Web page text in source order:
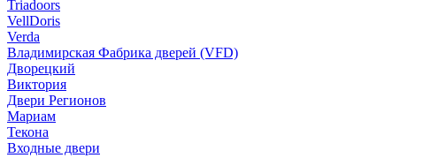
Triadoors
VellDoris
Verda
Владимирская Фабрика дверей (VFD)
Дворецкий
Виктория
Двери Регионов
Мариам
Текона
Входные двери